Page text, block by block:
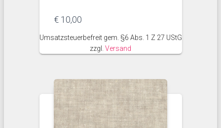
€ 10,00
Umsatzsteuerbefreit gem. §6 Abs. 1 Z 27 UStG
zzgl. Versand